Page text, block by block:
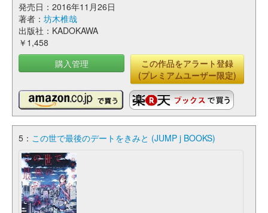
発売日：2016年11月26日
著者： 坊木椎哉
出版社：KADOKAWA
￥1,458
購入管理
この作品をアラート登録
(プレミアムユーザー限定)
5： この世で最後のデートをきみと (JUMP j BOOKS)